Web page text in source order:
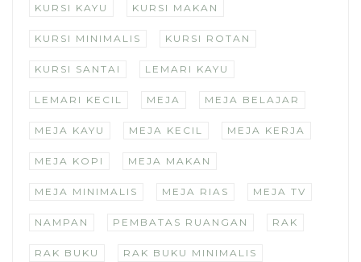
KURSI KAYU KURSI MAKAN
KURSI MINIMALIS KURSI ROTAN
KURSI SANTAI LEMARI KAYU
LEMARI KECIL MEJA MEJA BELAJAR
MEJA KAYU MEJA KECIL MEJA KERJA
MEJA KOPI MEJA MAKAN
MEJA MINIMALIS MEJA RIAS MEJA TV
NAMPAN PEMBATAS RUANGAN RAK
RAK BUKU RAK BUKU MINIMALIS